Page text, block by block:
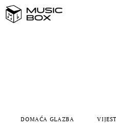
DOMAĆA GLAZBA